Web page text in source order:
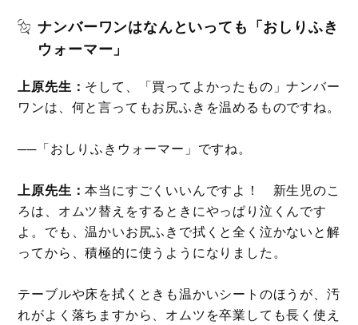
ナンバーワンはなんといっても「おしりふき
ウォーマー」
上原先生： そして、「買ってよかったもの」ナンバー
ワンは、何と言ってもお尻ふきを温めるものですね。
──「おしりふきウォーマー」ですね。
上原先生：本当にすごくいいんですよ！ 新生児のこ
ろは、オムツ替えをするときにやっぱり泣くんです
よ。でも、温かいお尻ふきで拭くと全く泣かないと解
ってから、積極的に使うようになりました。
テーブルや床を拭くときも温かいシートのほうが、汚
れがよく落ちますから、オムツを卒業しても長く使え